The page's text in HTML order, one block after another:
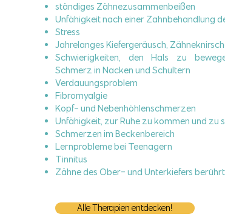
ständiges Zähnezusammenbeißen
Unfähigkeit nach einer Zahnbehandlung
Stress
Jahrelanges Kiefergeräusch,
Schwierigkeiten, den Hals zu
Schmerz in Nacken und Schultern
Verdauungsproblem
Fibromyalgie
Kopf- und Nebenhöhlenschmerzen
Unfähigkeit, zur Ruhe zu kommen und zu
Schmerzen im Beckenbereich
Lernprobleme bei Teenagern
Tinnitus
Zähne des Ober- und Unterkiefers
Alle Therapien entdecken!